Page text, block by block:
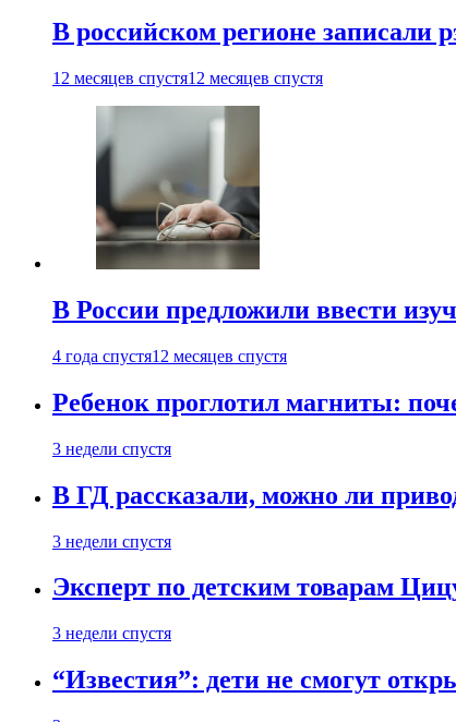
В российском регионе записали
12 месяцев спустя12 месяцев спустя
В России предложили ввести
4 года спустя12 месяцев спустя
Ребенок проглотил магниты:
3 недели спустя
В ГД рассказали, можно ли
3 недели спустя
Эксперт по детским товарам
3 недели спустя
“Известия”: дети не смогут